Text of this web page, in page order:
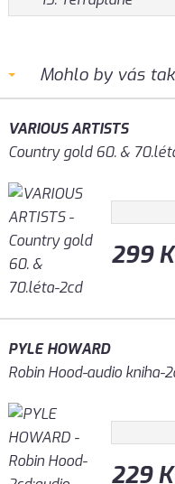
Mohlo by vás
VARIOUS ARTISTS
Country gold 60. &
299
PYLE HOWARD
Robin Hood-audio kniha-
229